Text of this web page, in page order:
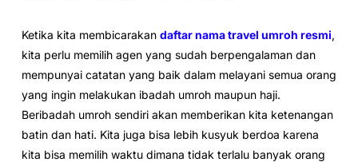
Ketika kita membicarakan daftar nama travel umroh resmi,
kita perlu memilih agen yang sudah berpengalaman dan
mempunyai catatan yang baik dalam melayani semua orang
yang ingin melakukan ibadah umroh maupun haji.
Beribadah umroh sendiri akan memberikan kita ketenangan
batin dan hati. Kita juga bisa lebih kusyuk berdoa karena
kita bisa memilih waktu dimana tidak terlalu banyak orang